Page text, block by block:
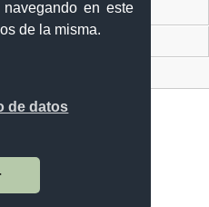
en este
de la misma.
de datos
Abierto
Aguirre
- Ecuador